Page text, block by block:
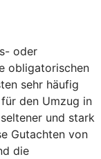
oder
obligatorischen
sehr häufig
den Umzug in
und stark
Gutachten von
die